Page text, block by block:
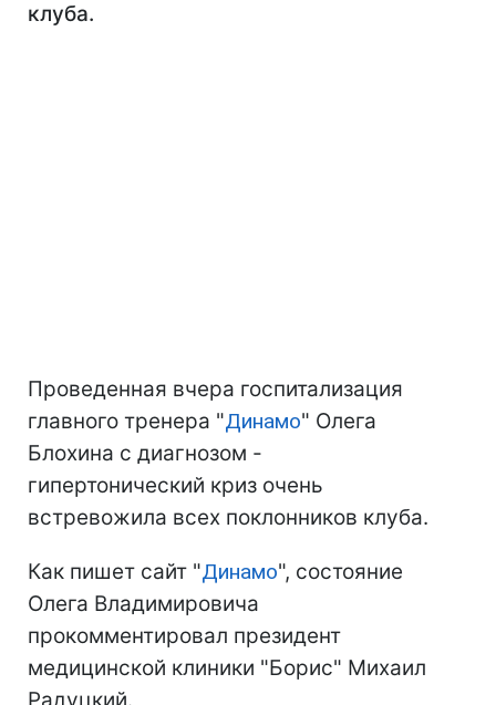
клуба.
Проведенная вчера госпитализация
главного тренера "Динамо" Олега
Блохина с диагнозом -
гипертонический криз очень
встревожила всех поклонников клуба.
Как пишет сайт "Динамо", состояние
Олега Владимировича
прокомментировал президент
медицинской клиники "Борис" Михаил